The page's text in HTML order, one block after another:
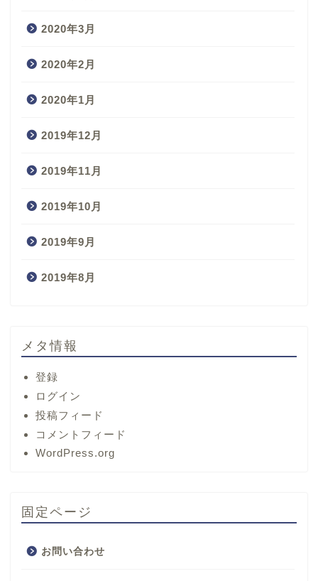
2020年3月
2020年2月
2020年1月
2019年12月
2019年11月
2019年10月
2019年9月
2019年8月
メタ情報
登録
ログイン
投稿フィード
コメントフィード
WordPress.org
固定ページ
お問い合わせ
プロフィール